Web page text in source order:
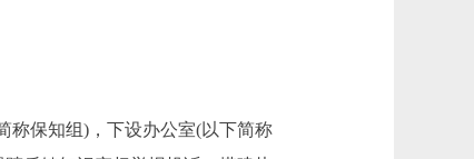
保知组)，下设办公室(以下简称